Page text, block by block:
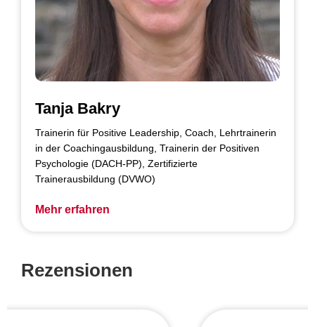
Tanja Bakry
Trainerin für Positive Leadership, Coach, Lehrtrainerin
in der Coachingausbildung, Trainerin der Positiven
Psychologie (DACH-PP), Zertifizierte
Trainerausbildung (DVWO)
Mehr erfahren
Rezensionen